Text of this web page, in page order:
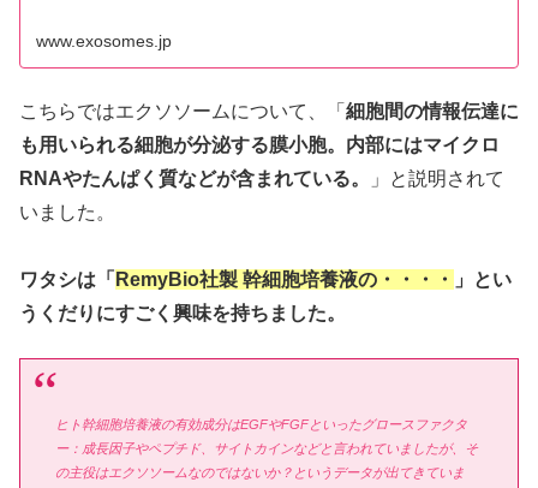
www.exosomes.jp
こちらではエクソソームについて、「 細胞間の情報伝達に
も用いられる細胞が分泌する膜小胞。内部にはマイクロ
RNAやたんぱく質などが含まれている。
」と説明されて
いました。
ワタシは「 RemyBio社製 幹細胞培養液の・・・・
」とい
うくだりにすごく興味を持ちました。
ヒト幹細胞培養液の有効成分はEGFやFGFといったグロースファクタ
ー：成長因子やペプチド、サイトカインなどと言われていましたが、そ
の主役はエクソソームなのではないか？というデータが出てきていま